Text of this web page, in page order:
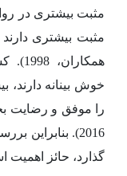
مثبت بیشتری در
مثبت بیشتری
خوش بینانه دارند،
را موفق و رضایت
2016).
گذارد، حائز اهمیت